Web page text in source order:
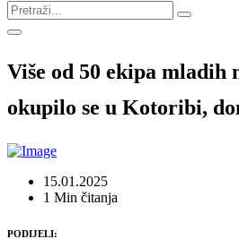
Više od 50 ekipa mladih
okupilo se u Kotoribi,
15.01.2025
1 Min čitanja
PODIJELI: